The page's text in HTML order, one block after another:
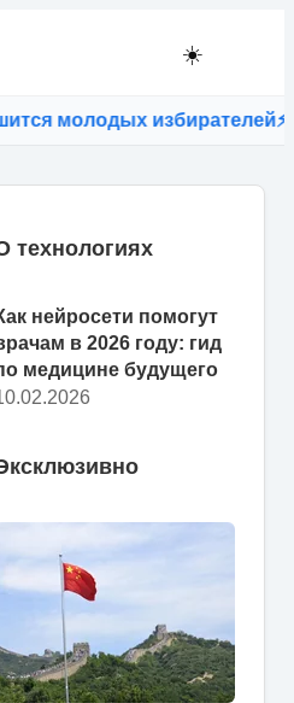
☀️
избирателей⚡Тайна
технологиях
нейросети помогут
в 2026 году: гид
медицине будущего